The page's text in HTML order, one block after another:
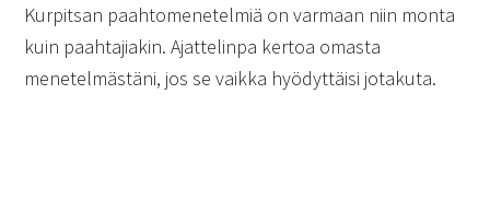
Kurpitsan paahtomenetelmiä on varmaan niin monta
kuin paahtajiakin. Ajattelinpa kertoa omasta
menetelmästäni, jos se vaikka hyödyttäisi jotakuta.